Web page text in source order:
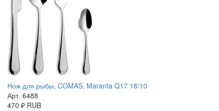
Нож для рыбы, COMAS, Maranta Q17 18/10
Арт. 6488
470 ₽ RUB